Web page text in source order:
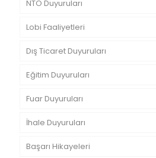
NTO Duyuruları
Lobi Faaliyetleri
Dış Ticaret Duyuruları
Eğitim Duyuruları
Fuar Duyuruları
İhale Duyuruları
Başarı Hikayeleri